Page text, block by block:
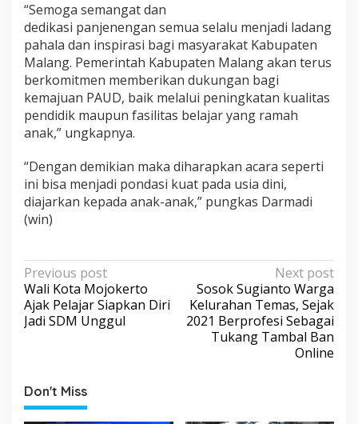
“Semoga semangat dan
dedikasi panjenengan semua selalu menjadi ladang
pahala dan inspirasi bagi masyarakat Kabupaten
Malang. Pemerintah Kabupaten Malang akan terus
berkomitmen memberikan dukungan bagi
kemajuan PAUD, baik melalui peningkatan kualitas
pendidik maupun fasilitas belajar yang ramah
anak,” ungkapnya.
“Dengan demikian maka diharapkan acara seperti
ini bisa menjadi pondasi kuat pada usia dini,
diajarkan kepada anak-anak,” pungkas Darmadi
(win)
P
o
s
a
v
Previous post
Wali Kota Mojokerto
Ajak Pelajar Siapkan Diri
Jadi SDM Unggul
Next post
Sosok Sugianto Warga
Kelurahan Temas, Sejak
2021 Berprofesi Sebagai
Tukang Tambal Ban
Online
Don't Miss